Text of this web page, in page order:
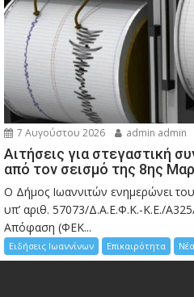
7 Αυγούστου 2026 admin admin
Αιτήσεις για στεγαστική
από τον σεισμό της 8ης
Ο Δήμος Ιωαννιτών ενημερώνει
υπ’ αριθ. 57073/Δ.Α.Ε.Φ.Κ.-Κ.Ε./
Απόφαση (ΦΕΚ...
Ειδήσεις Ιωαννίνων Επικαιρότητα